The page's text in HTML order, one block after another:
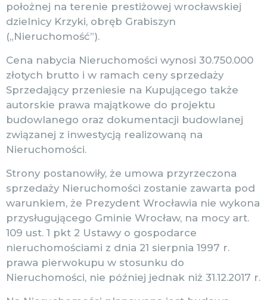
położnej na terenie prestiżowej wrocławskiej
dzielnicy Krzyki, obręb Grabiszyn
(„Nieruchomość”).
Cena nabycia Nieruchomości wynosi 30.750.000
złotych brutto i w ramach ceny sprzedaży
Sprzedający przeniesie na Kupującego także
autorskie prawa majątkowe do projektu
budowlanego oraz dokumentacji budowlanej
związanej z inwestycją realizowaną na
Nieruchomości.
Strony postanowiły, że umowa przyrzeczona
sprzedaży Nieruchomości zostanie zawarta pod
warunkiem, że Prezydent Wrocławia nie wykona
przysługującego Gminie Wrocław, na mocy art.
109 ust. 1 pkt 2 Ustawy o gospodarce
nieruchomościami z dnia 21 sierpnia 1997 r.
prawa pierwokupu w stosunku do
Nieruchomości, nie później jednak niż 31.12.2017 r.